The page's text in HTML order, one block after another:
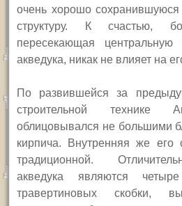
очень хорошо
структуру. К счастью,
пересекающая центральную
акведука, никак не влияет на
По развившейся за
строительной технике
облицовывался не большими
кирпича. Внутренняя же его
традиционной.
акведука являются
травертиновых скобки,